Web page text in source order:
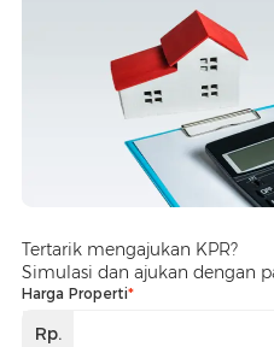
Tertarik mengajukan KPR?
Simulasi dan ajukan dengan
Harga Properti*
Rp.